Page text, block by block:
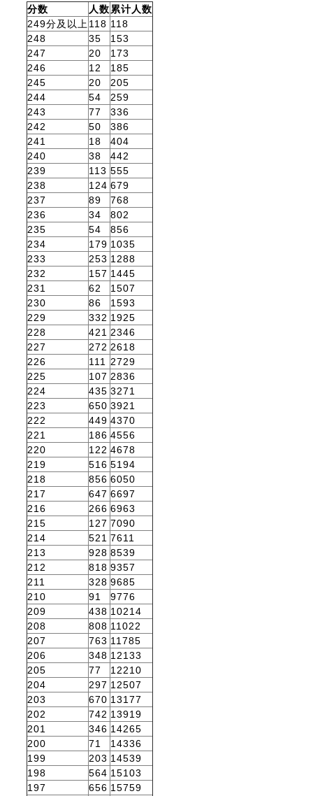
分数 人数累计人数
249分及以上 118 118
248
35
153
247
20
173
246
12
185
245
20
205
244
54
259
243
77
336
242
50
386
241
18
404
240
38
442
239
113 555
238
124 679
237
89
768
236
34
802
235
54
856
234
179 1035
233
253 1288
232
157 1445
231
62
1507
230
86
1593
229
332 1925
228
421 2346
227
272 2618
226
111
2729
225
107 2836
224
435 3271
223
650 3921
222
449 4370
221
186 4556
220
122 4678
219
516 5194
218
856 6050
217
647 6697
216
266 6963
215
127 7090
214
521 7611
213
928 8539
212
818 9357
211
328 9685
210
91
9776
209
438 10214
208
808 11022
207
763 11785
206
348 12133
205
77
12210
204
297 12507
203
670 13177
202
742 13919
201
346 14265
200
71
14336
199
203 14539
198
564 15103
197
656 15759